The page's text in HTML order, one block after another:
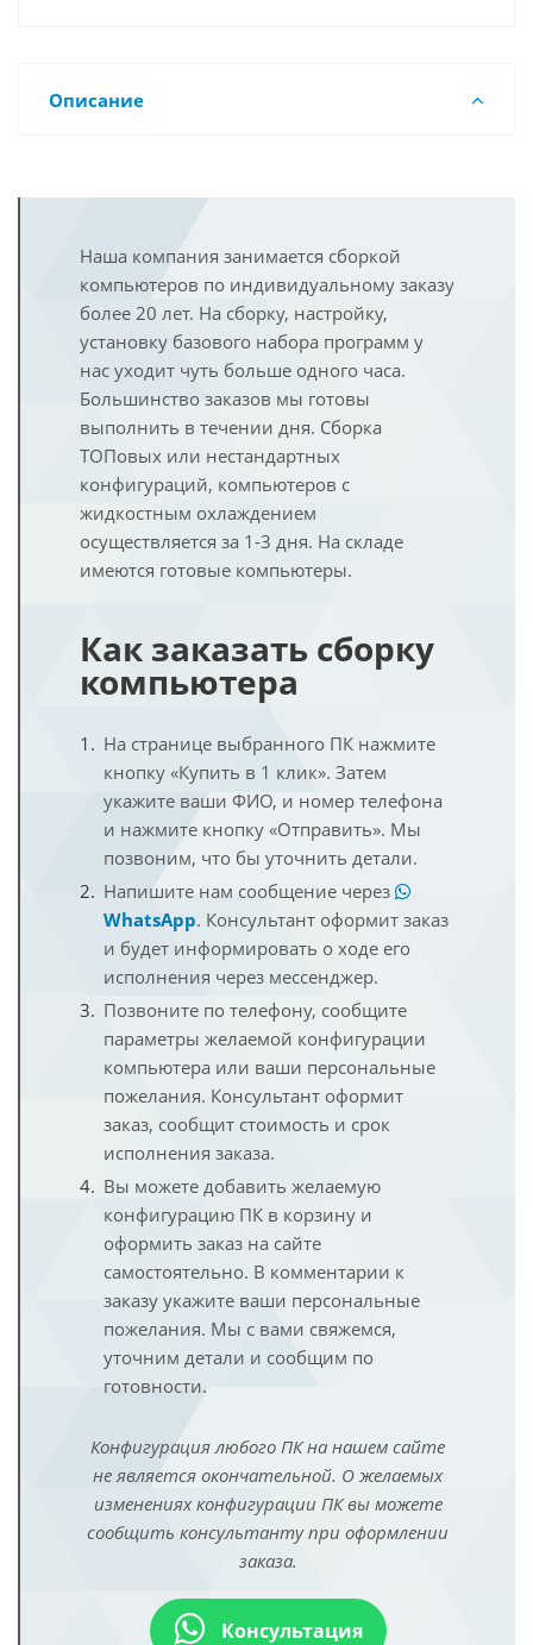
Описание
Наша компания занимается сборкой
компьютеров по индивидуальному заказу
более 20 лет. На сборку, настройку,
установку базового набора программ у
нас уходит чуть больше одного часа.
Большинство заказов мы готовы
выполнить в течении дня. Сборка
ТОПовых или нестандартных
конфигураций, компьютеров с
жидкостным охлаждением
осуществляется за 1-3 дня. На складе
имеются готовые компьютеры.
Как заказать сборку
компьютера
На странице выбранного ПК нажмите
кнопку «Купить в 1 клик». Затем
укажите ваши ФИО, и номер телефона
и нажмите кнопку «Отправить». Мы
позвоним, что бы уточнить детали.
Напишите нам сообщение через
WhatsApp. Консультант оформит заказ
и будет информировать о ходе его
исполнения через мессенджер.
Позвоните по телефону, сообщите
параметры желаемой конфигурации
компьютера или ваши персональные
пожелания. Консультант оформит
заказ, сообщит стоимость и срок
исполнения заказа.
Вы можете добавить желаемую
конфигурацию ПК в корзину и
оформить заказ на сайте
самостоятельно. В комментарии к
заказу укажите ваши персональные
пожелания. Мы с вами свяжемся,
уточним детали и сообщим по
готовности.
Конфигурация любого ПК на нашем сайте
не является окончательной. О желаемых
изменениях конфигурации ПК вы можете
сообщить консультанту при оформлении
заказа.
Консультация